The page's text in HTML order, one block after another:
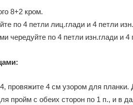
8+2 кром.
по 4 петли лиц.глади и 4 петли
чередуйте по 4 петли изн.глади и 4
провяжите 4 см узором для
пройм с обеих сторон по 1 п., и в